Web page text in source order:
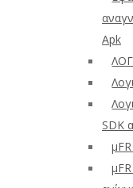
Apk
SDK